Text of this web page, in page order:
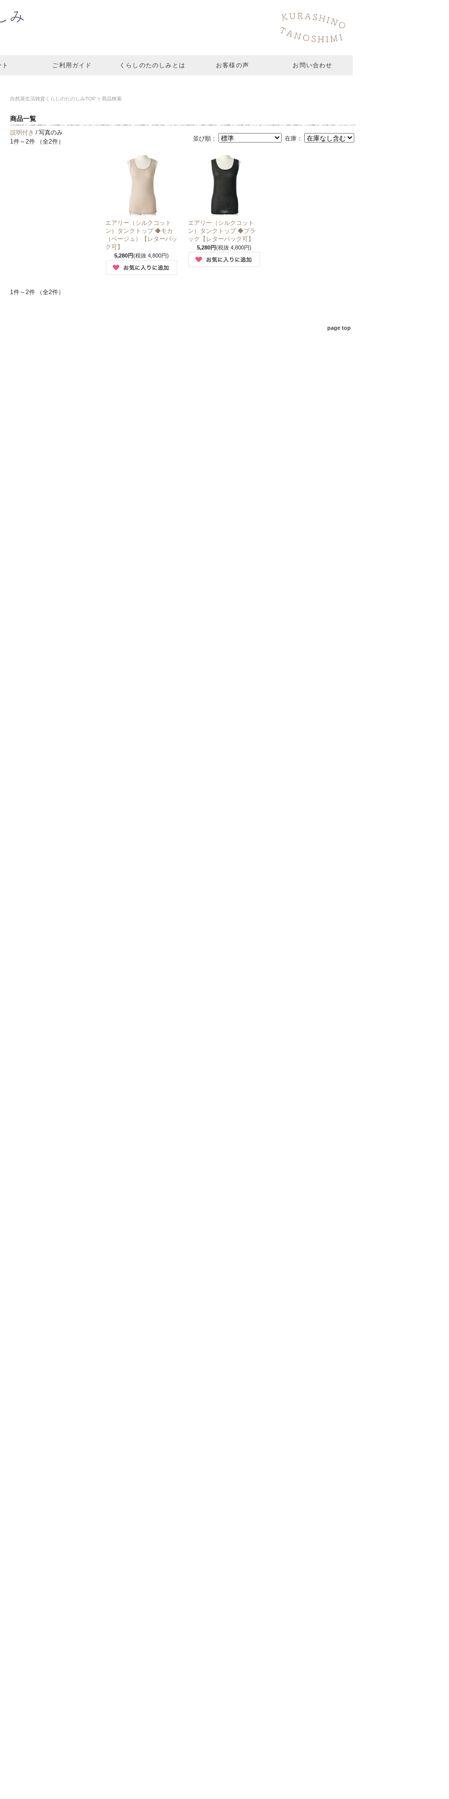
ご利用ガイド くらしのたのしみとは お客様の声 お問い合わせ
自然派生活雑貨くらしのたのしみTOP > 商品検索
商品一覧
在庫：
並び順：
説明付き / 写真のみ
1件～2件 （全2件）
エアリー（シルクコット
ン）タンクトップ ◆モカ
（ベージュ）【レターパッ
ク可】
5,280円(税抜 4,800円)
エアリー（シルクコット
ン）タンクトップ ◆ブラ
ック【レターパック可】
5,280円(税抜 4,800円)
1件～2件 （全2件）
page top